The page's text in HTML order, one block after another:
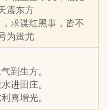
震东方
求谋红黑事，皆不
为蚩尤
到生方。
进田庄。
喜增光。